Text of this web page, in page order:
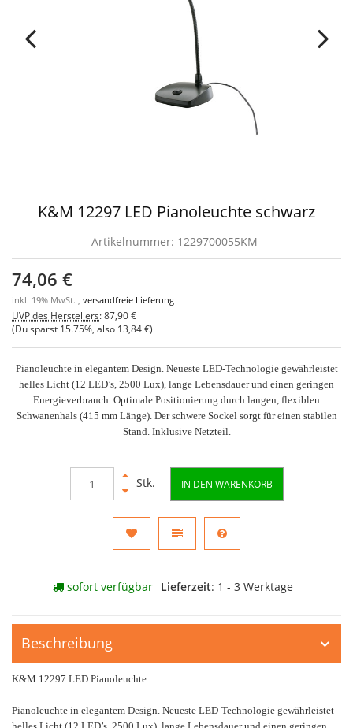
K&M 12297 LED Pianoleuchte schwarz
Artikelnummer: 1229700055KM
74,06 €
inkl. 19% MwSt. , versandfreie Lieferung
UVP des Herstellers:87,90 €
(Du sparst 15.75% , also 13,84 €)
Pianoleuchte in elegantem Design. Neueste LED-Technologie gewährleistet
helles Licht (12 LED’s, 2500 Lux), lange Lebensdauer und einen geringen
Energieverbrauch. Optimale Positionierung durch langen, flexiblen
Schwanenhals (415 mm Länge). Der schwere Sockel sorgt für einen stabilen
Stand. Inklusive Netzteil.
Stk. IN DEN WARENKORB
sofort verfügbar Lieferzeit: 1 - 3 Werktage
Beschreibung
K&M 12297 LED Pianoleuchte
Pianoleuchte in elegantem Design. Neueste LED-Technologie gewährleistet